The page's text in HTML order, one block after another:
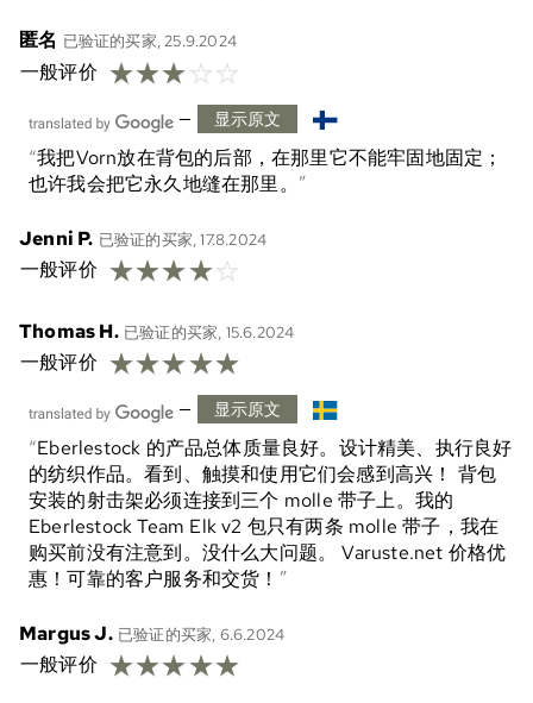
匿名 已验证的买家, 25.9.2024
一般评价 ☆☆☆☆☆
— 显示原文
我把Vorn放在背包的后部，在那里它不能牢固地固定；
也许我会把它永久地缝在那里。
Jenni P. 已验证的买家, 17.8.2024
一般评价 ☆☆☆☆☆
Thomas H. 已验证的买家, 15.6.2024
一般评价 ☆☆☆☆☆
— 显示原文
Eberlestock 的产品总体质量良好。设计精美、执行良好
的纺织作品。看到、触摸和使用它们会感到高兴！ 背包
安装的射击架必须连接到三个 molle 带子上。我的
Eberlestock Team Elk v2 包只有两条 molle 带子，我在
购买前没有注意到。没什么大问题。 Varuste.net 价格优
惠！可靠的客户服务和交货！
Margus J. 已验证的买家, 6.6.2024
一般评价 ☆☆☆☆☆